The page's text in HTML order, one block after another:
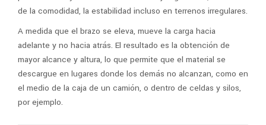
de la comodidad, la estabilidad incluso en terrenos irregulares.
A medida que el brazo se eleva, mueve la carga hacia
adelante y no hacia atrás. El resultado es la obtención de
mayor alcance y altura, lo que permite que el material se
descargue en lugares donde los demás no alcanzan, como en
el medio de la caja de un camión, o dentro de celdas y silos,
por ejemplo.